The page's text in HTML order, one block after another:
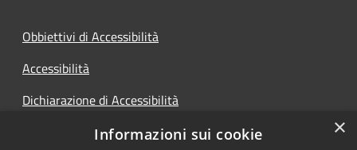
Obbiettivi di Accessibilità
Accessibilità
Dichiarazione di Accessibilità
Accesso Civico
×
Informazioni sui cookie